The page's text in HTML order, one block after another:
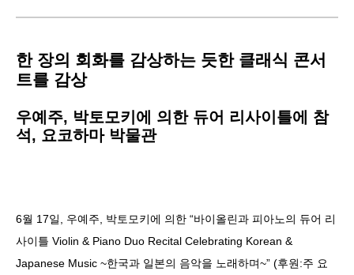
한 장의 회화를 감상하는 듯한 클래식 콘서
트를 감상
우예주, 박토모키에 의한 듀어 리사이틀에 참
석, 요코하마 박물관
6월 17일, 우예주, 박토모키에 의한 “바이올린과 피아노의 듀어 리
사이틀 Violin & Piano Duo Recital Celebrating Korean &
Japanese Music ~한국과 일본의 음악을 노래하며~” (후원:주 요